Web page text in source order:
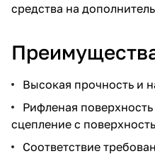
средства на
Высокая прочность и
Рифленая
сцепление с
Соответствие